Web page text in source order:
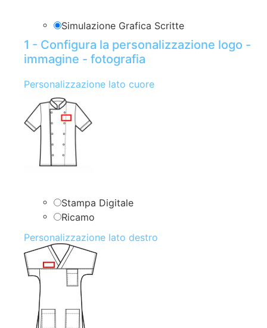
Simulazione Grafica Scritte
1 - Configura la personalizzazione logo -
immagine - fotografia
Personalizzazione lato cuore
Stampa Digitale
Ricamo
Personalizzazione lato destro